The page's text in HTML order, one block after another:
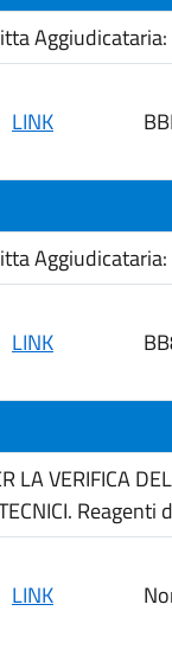
Aggiudicataria:
LINK
LINK
VERIFICA
LINK